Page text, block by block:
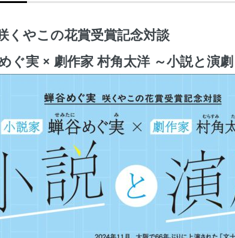
やこの花賞受賞記念対談
ぐ実 × 劇作家 村角太洋 ～小説と演劇